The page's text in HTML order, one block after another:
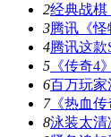
2经典战棋
3腾讯《
4腾讯这
5 《传奇4
6百万玩家
7《热血传
8泳装太